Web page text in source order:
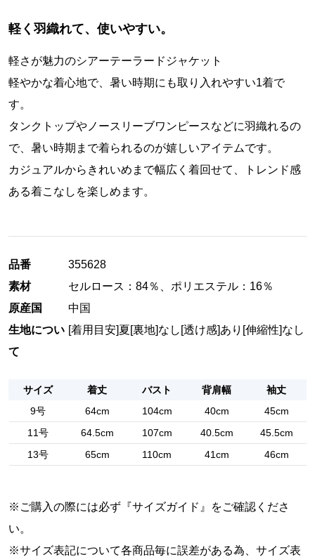
軽く羽織れて、使いやすい。
軽さが魅力のシアーテーラードジャケット
軽やかな着心地で、暑い時期にも取り入れやすい1着で
す。
タンクトップやノースリーブワンピースなどに羽織れるの
で、暑い時期まで着られるのが嬉しいアイテムです。
カジュアルからきれいめまで幅広く着回せて、トレンド感
ある着こなしを楽しめます。
品番
355628
素材
セルロース：84％、ポリエステル：16％
原産国
中国
生地につい
て
[着用目安]夏[裏地]なし [透け感]あり [伸縮性]なし
サイズ 着丈 バスト 背肩幅
袖丈
9号
64cm 104cm 40cm
45cm
11号
64.5cm 107cm 40.5cm
45.5cm
13号
65cm 110cm 41cm 46cm
※ご購入の際には必ず『サイズガイド 』をご確認くださ
い。
※サイズ表記について各商品毎に誤差がある為、サイズ表